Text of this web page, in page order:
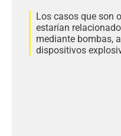
Los casos que son
estarían
mediante bombas,
dispositivos